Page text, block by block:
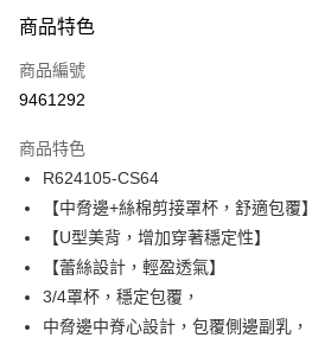
信用卡一次付款
信用卡分期付款
合作金庫商業銀行
華南商業銀行
上海商業儲蓄銀行
台北富
國泰世華商業銀行
臺灣中小企業銀行
匯豐（台灣）商業銀行
聯邦商業銀行
元大商業銀行
永豐商
LINE Pay
Apple Pay
悠遊付
商品特色
商品編號
9461292
商品特色
R624105-CS64
【中脅邊+絲棉剪接罩杯，舒適包覆】
【U型美背，增加穿著穩定性】
【蕾絲設計，輕盈透氣】
3/4罩杯，穩定包覆，
中脅邊中脊心設計，包覆側邊副乳，